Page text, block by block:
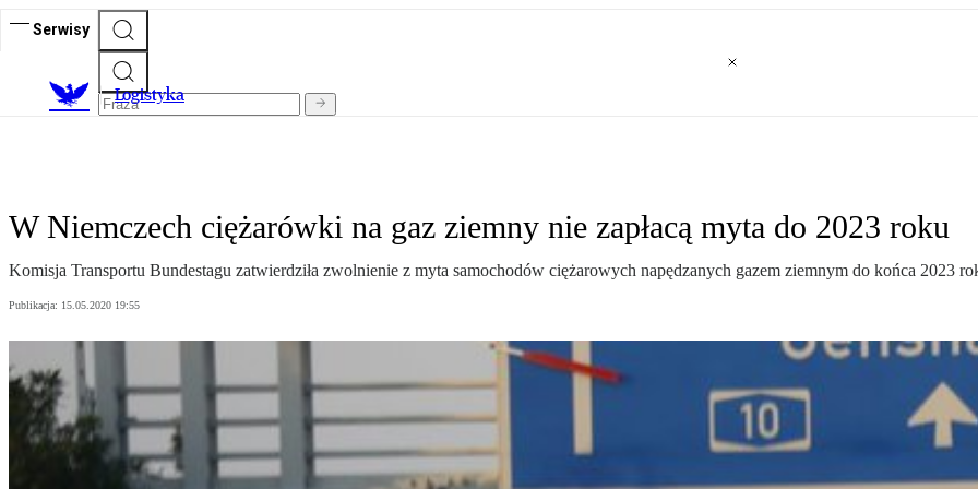
Serwisy
Logistyka
W Niemczech ciężarówki na gaz ziemny nie zapłacą myta do 2023 roku
Komisja Transportu Bundestagu zatwierdziła zwolnienie z myta samochodów ciężarowych napędzanych gazem ziemnym do końca 2023
Publikacja: 15.05.2020 19:55